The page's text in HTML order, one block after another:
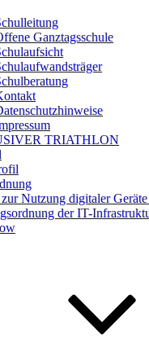
Ganztagsschule
TRIATHLON
Nutzung digitaler
der IT-